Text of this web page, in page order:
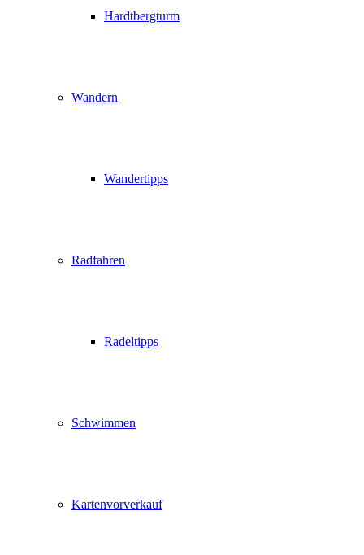
Hardtbergturm
Wandern
Wandertipps
Radfahren
Radeltipps
Schwimmen
Kartenvorverkauf